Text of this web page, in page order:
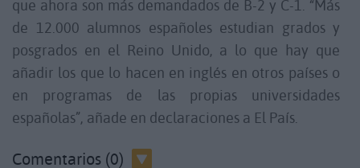
que ahora son más demandados de B-2 y C-1. “Más
de 12.000 alumnos españoles estudian grados y
posgrados en el Reino Unido, a lo que hay que
añadir los que lo hacen en inglés en otros países o
en programas de las propias universidades
españolas”, añade en declaraciones a El País.
Comentarios (0)